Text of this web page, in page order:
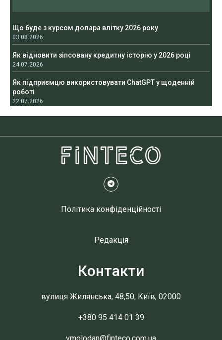
Що буде з курсом долара влітку 2026 року
03.08.2026
Як відновити зіпсовану кредитну історію у 2026 році
24.07.2026
Як підприємцю використовувати ChatGPT у щоденній
роботі
22.07.2026
Політика конфіденційності
Редакція
Контакти
вулиця Жилянська, 48,50, Київ, 02000
+380 95 414 01 39